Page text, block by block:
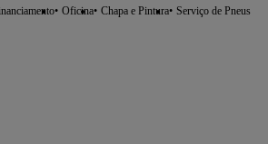
Oficina Chapa e Pintura Serviço de Pneus